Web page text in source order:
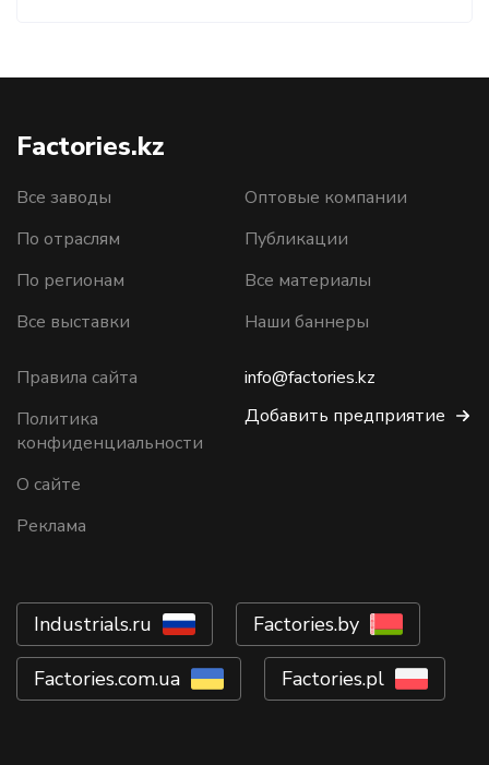
Factories.kz
Все заводы
По отраслям
По регионам
Все выставки
Оптовые компании
Публикации
Все материалы
Наши баннеры
Правила сайта
Политика
конфиденциальности
О сайте
Реклама
info@factories.kz
Добавить предприятие
Industrials.ru Factories.by
Factories.com.ua Factories.pl